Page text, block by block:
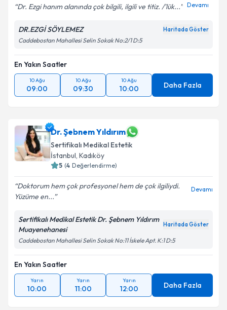
Dr. Ezgi hanım alanında çok bilgili, ilgili ve titiz. /'lük... Devamı
DR.EZGİ SÖYLEMEZ Haritada Göster
Caddebostan Mahallesi Selin Sokak No:2/1 D:5
En Yakın Saatler
10 Ağu
09:00
10 Ağu
09:30
10 Ağu
10:00 Daha Fazla
Dr. Şebnem Yıldırım
Sertifikalı Medikal Estetik
İstanbul, Kadıköy
5 (4 Değerlendirme)
Doktorum hem çok profesyonel hem de çok ilgiliydi.
Yüzüme en...
Devamı
Sertifikalı Medikal Estetik Dr. Şebnem Yıldırım
Muayenehanesi
Haritada Göster
Caddebostan Mahallesi Selin Sokak No:11 İskele Apt. K:1 D:5
En Yakın Saatler
Yarın
10:00
Yarın
11:00
Yarın
12:00 Daha Fazla